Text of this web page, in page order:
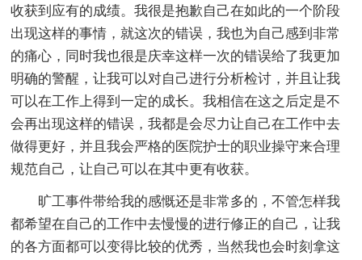
收获到应有的成绩。我很是抱歉自己在如此的一个阶段
出现这样的事情，就这次的错误，我也为自己感到非常
的痛心，同时我也很是庆幸这样一次的错误给了我更加
明确的警醒，让我可以对自己进行分析检讨，并且让我
可以在工作上得到一定的成长。我相信在这之后定是不
会再出现这样的错误，我都是会尽力让自己在工作中去
做得更好，并且我会严格的医院护士的职业操守来合理
规范自己，让自己可以在其中更有收获。
旷工事件带给我的感慨还是非常多的，不管怎样我
都希望在自己的工作中去慢慢的进行修正的自己，让我
的各方面都可以变得比较的优秀，当然我也会时刻拿这